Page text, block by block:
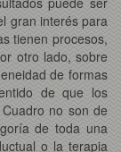
gran interés para
tienen procesos,
otro lado, sobre
de formas
de que los
no son de
de toda una
o la terapia